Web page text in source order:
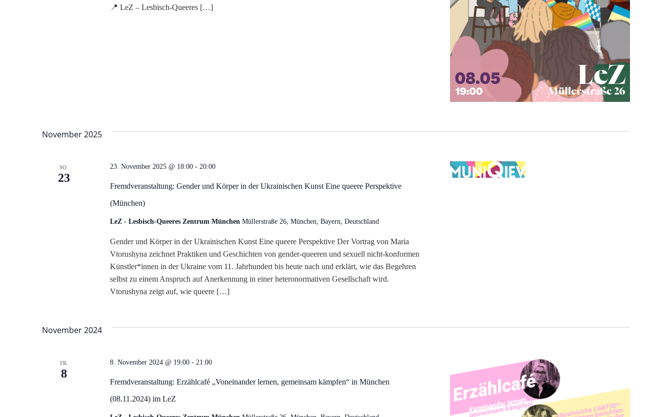
📍 LeZ – Lesbisch-Queeres […]
November 2025
SO.
23
Fremdveranstaltung: Gender und Körper in der Ukrainischen Kunst Eine queere Perspektive
(München)
23. November 2025 @ 18:00- 20:00
LeZ - Lesbisch-Queeres Zentrum München Müllerstraße 26, München, Bayern, Deutschland
Gender und Körper in der Ukrainischen Kunst Eine queere Perspektive Der Vortrag von Maria
Vtorushyna zeichnet Praktiken und Geschichten von gender-queeren und sexuell nicht-konformen
Künstler*innen in der Ukraine vom 11. Jahrhundert bis heute nach und erklärt, wie das Begehren
selbst zu einem Anspruch auf Anerkennung in einer heteronormativen Gesellschaft wird.
Vtorushyna zeigt auf, wie queere […]
November 2024
FR.
8
Fremdveranstaltung: Erzählcafé „Voneinander lernen, gemeinsam kämpfen“ in München
(08.11.2024) im LeZ
8. November 2024 @ 19:00- 21:00